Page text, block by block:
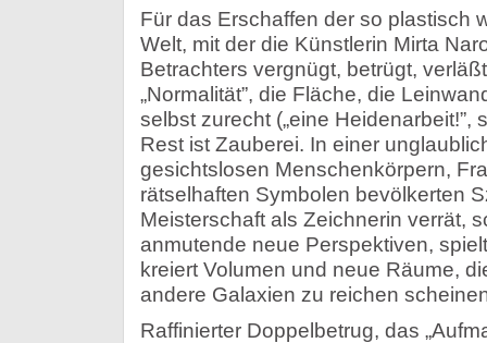
Für das Erschaffen der so plastisch
Welt, mit der die Künstlerin Mirta
Betrachters vergnügt, betrügt,
„Normalität”, die Fläche, die
selbst zurecht („eine Heidenarbeit!”,
Rest ist Zauberei. In einer
gesichtslosen Menschenkörpern,
rätselhaften Symbolen bevölkerten
Meisterschaft als Zeichnerin verrät,
anmutende neue Perspektiven,
kreiert Volumen und neue Räume,
andere Galaxien zu reichen
Raffinierter Doppelbetrug, das